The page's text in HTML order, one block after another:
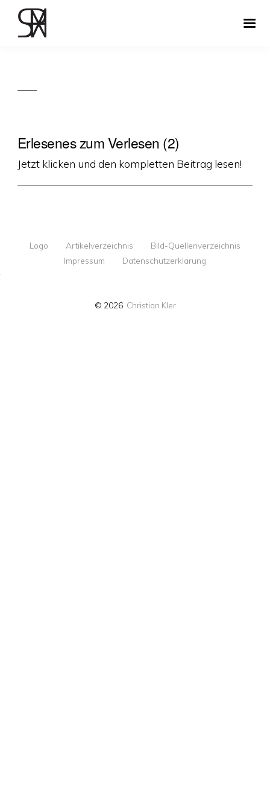
Erlesenes zum Verlesen (2)
Jetzt klicken und den kompletten Beitrag lesen!
Logo Artikelverzeichnis
Bild-Quellenverzeichnis
Impressum
Datenschutzerklärung
·
© 2026 Christian Kler